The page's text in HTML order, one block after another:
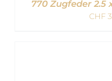
770 Zugfeder 2.5
CHF